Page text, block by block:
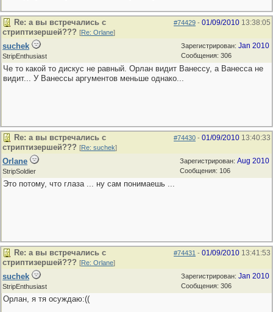
#74429 - 01/09/2010 13:38:05
Re: а вы встречались с
стриптизершей??? [Re: Orlane]
Зарегистрирован: Jan 2010
Сообщения: 306
suchek
StripEnthusiast
Че то какой то дискус не равный. Орлан видит Ванессу, а Ванесса не
видит... У Ванессы аргументов меньше однако...
#74430 - 01/09/2010 13:40:33
Re: а вы встречались с
стриптизершей??? [Re: suchek]
Зарегистрирован: Aug 2010
Сообщения: 106
Orlane
StripSoldier
Это потому, что глаза ... ну сам понимаешь ...
#74431 - 01/09/2010 13:41:53
Re: а вы встречались с
стриптизершей??? [Re: Orlane]
Зарегистрирован: Jan 2010
Сообщения: 306
suchek
StripEnthusiast
Орлан, я тя осуждаю:((